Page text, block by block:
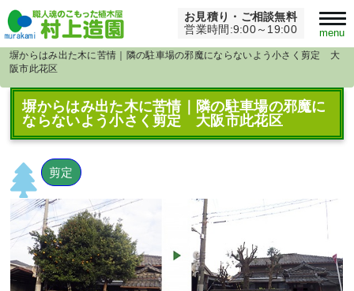
お見積り・ご相談無料
営業時間:9:00～19:00
menu
Home > 大阪府 >
塀からはみ出た木に苦情｜隣の駐車場の邪魔にならないよう小さく剪定 大
阪市此花区
塀からはみ出た木に苦情｜隣の駐車場の邪魔に
ならないよう小さく剪定 大阪市此花区
剪定